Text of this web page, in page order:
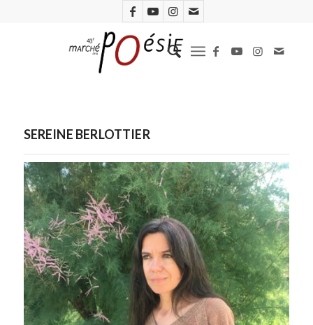
SEREINE BERLOTTIER
Sereine Berlottier. Photo S.R.